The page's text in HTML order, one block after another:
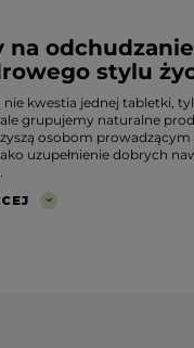
na
stylu
kwestia jednej tabletki,
grupujemy naturalne
osobom
uzupełnienie dobrych